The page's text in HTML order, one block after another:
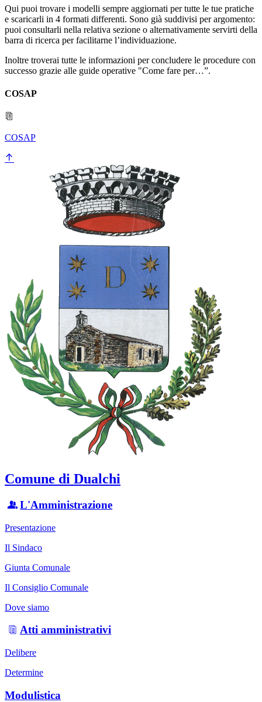
Qui puoi trovare i modelli sempre aggiornati per tutte le tue pratiche
e scaricarli in 4 formati differenti. Sono già suddivisi per argomento:
puoi consultarli nella relativa sezione o alternativamente servirti della
barra di ricerca per facilitarne l’individuazione.
Inoltre troverai tutte le informazioni per concludere le procedure con
successo grazie alle guide operative "Come fare per…”.
COSAP
COSAP
Comune di Dualchi
L'Amministrazione
Presentazione
Il Sindaco
Giunta Comunale
Il Consiglio Comunale
Dove siamo
Atti amministrativi
Delibere
Determine
Modulistica